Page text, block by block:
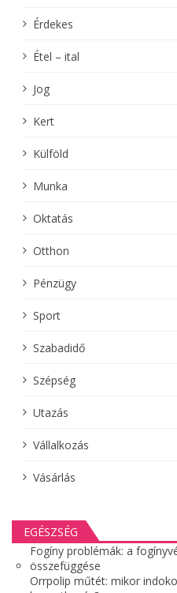
Érdekes
Étel – ital
Jog
Kert
Külföld
Munka
Oktatás
Otthon
Pénzügy
Sport
Szabadidő
Szépség
Utazás
Vállalkozás
Vásárlás
EGÉSZSÉG
Fogíny problémák: a
összefüggése
Orrpolip műtét: mikor